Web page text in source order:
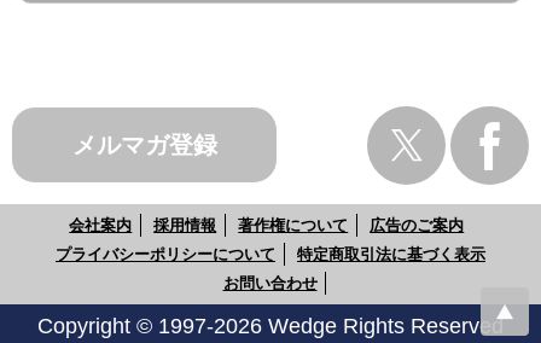
メルマガ登録
会社案内 採用情報 著作権について
広告のご案内
プライバシーポリシーについて
特定商取引法に基づく表示
お問い合わせ
Copyright © 1997-2026 Wedge Rights Reserved